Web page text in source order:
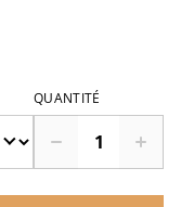
QUANTITÉ